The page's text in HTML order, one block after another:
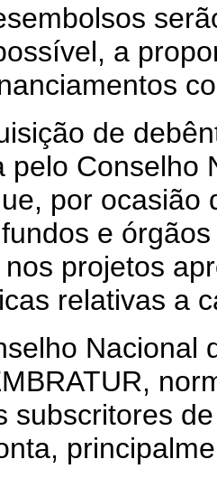
serão
a
de
pelo Conselho
por ocasião
e
projetos
relativas a
Nacional
subscritores